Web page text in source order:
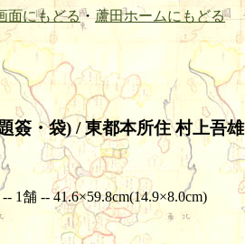
面にもどる・ 蘆田ホームにもどる
簽・袋) / 東都本所住 村上吾雄
舗 -- 41.6×59.8cm(14.9×8.0cm)